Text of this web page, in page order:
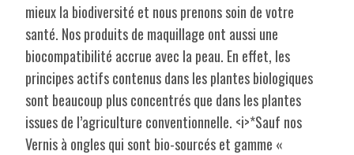
mieux la biodiversité et nous prenons soin de votre
santé. Nos produits de maquillage ont aussi une
biocompatibilité accrue avec la peau. En effet, les
principes actifs contenus dans les plantes biologiques
sont beaucoup plus concentrés que dans les plantes
issues de l’agriculture conventionnelle. <i>*Sauf nos
Vernis à ongles qui sont bio-sourcés et gamme «